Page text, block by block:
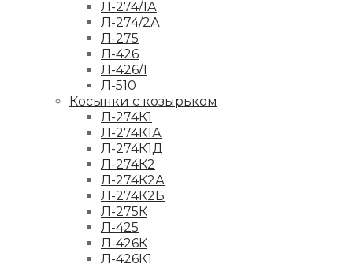
Л-274/1А
Л-274/2А
Л-275
Л-426
Л-426/1
Л-510
Косынки с козырьком
Л-274К1
Л-274К1А
Л-274К1Д
Л-274К2
Л-274К2А
Л-274К2Б
Л-275К
Л-425
Л-426К
Л-426К1